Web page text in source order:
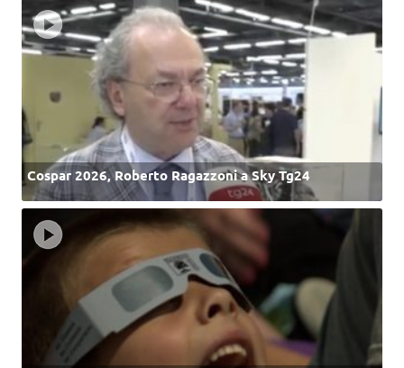
Cospar 2026, Roberto Ragazzoni a Sky Tg24